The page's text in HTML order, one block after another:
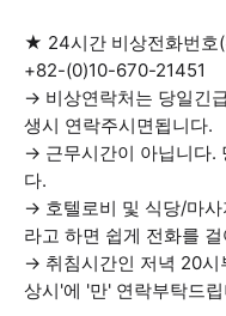
★ 24시간 비상전화번
+82-(0)10-670-21451
→ 비상연락처는 당일긴
생시 연락주시면됩니다.
→ 근무시간이 아닙니다.
다.
→ 호텔로비 및 식당/마
라고 하면 쉽게 전화를
→ 취침시간인 저녁 20시
상시'에 '만' 연락부탁드